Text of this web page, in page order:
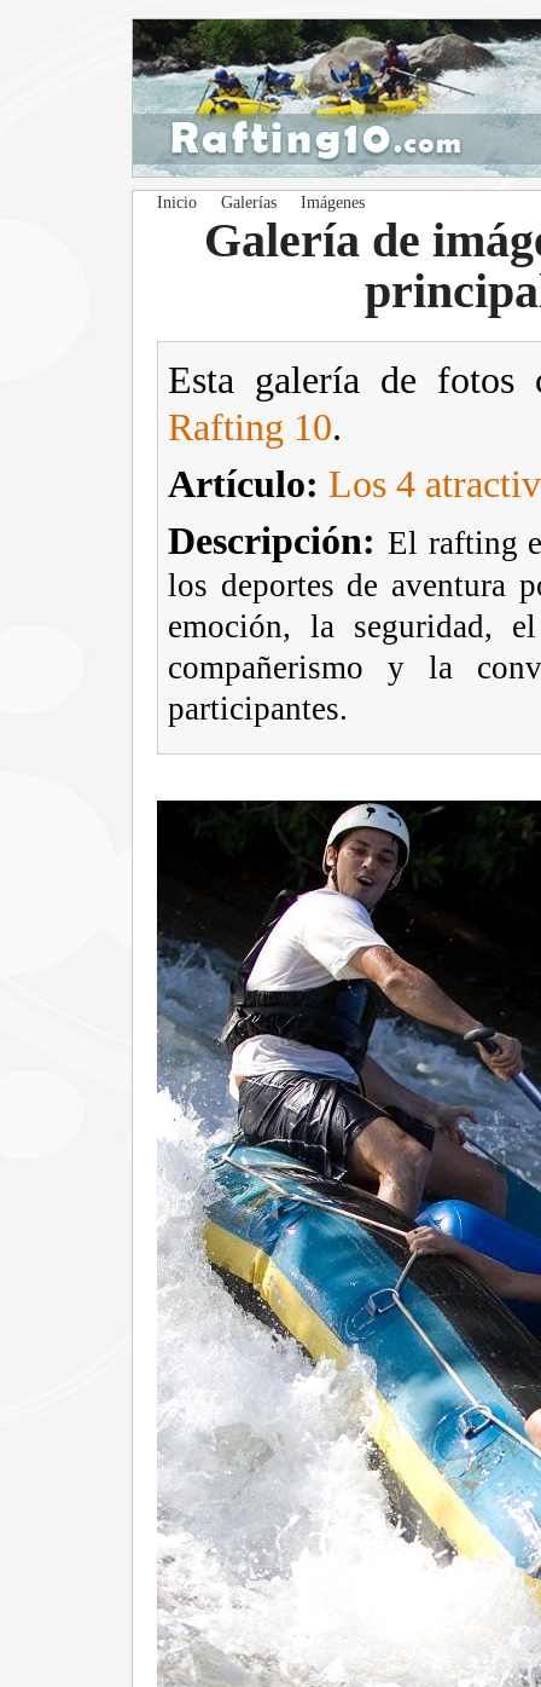
Inicio Galerías Imágenes
Galería de
Esta galería de fotos
Rafting 10.
Artículo: Los 4
Descripción: El rafting
los deportes de aventura
emoción, la seguridad,
compañerismo y la
participantes.